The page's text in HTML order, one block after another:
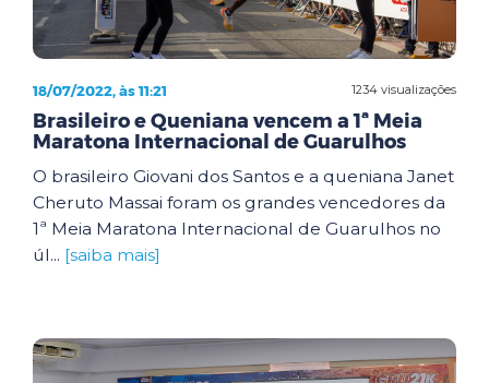
1234 visualizações
18/07/2022, às 11:21
Brasileiro e Queniana vencem a 1ª Meia
Maratona Internacional de Guarulhos
O brasileiro Giovani dos Santos e a queniana Janet
Cheruto Massai foram os grandes vencedores da
1ª Meia Maratona Internacional de Guarulhos no
úl... [saiba mais]